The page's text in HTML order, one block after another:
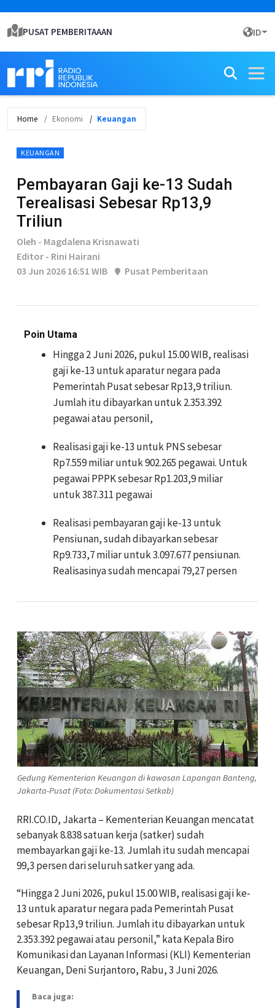
PUSAT PEMBERITAAAN ID
Home Ekonomi Keuangan
KEUANGAN
Pembayaran Gaji ke-13 Sudah
Terealisasi Sebesar Rp13,9
Triliun
Oleh - Magdalena Krisnawati
Editor - Rini Hairani
03 Jun 2026 16:51 WIB
Pusat Pemberitaan
Poin Utama
Hingga 2 Juni 2026, pukul 15.00 WIB, realisasi
gaji ke-13 untuk aparatur negara pada
Pemerintah Pusat sebesar Rp13,9 triliun.
Jumlah itu dibayarkan untuk 2.353.392
pegawai atau personil,
Realisasi gaji ke-13 untuk PNS sebesar
Rp7.559 miliar untuk 902.265 pegawai. Untuk
pegawai PPPK sebesar Rp1.203,9 miliar
untuk 387.311 pegawai
Realisasi pembayaran gaji ke-13 untuk
Pensiunan, sudah dibayarkan sebesar
Rp9.733,7 miliar untuk 3.097.677 pensiunan.
Realisasinya sudah mencapai 79,27 persen
Gedung Kementerian Keuangan di kawasan Lapangan Banteng,
Jakarta-Pusat (Foto: Dokumentasi Setkab)
RRI.CO.ID, Jakarta – Kementerian Keuangan mencatat
sebanyak 8.838 satuan kerja (satker) sudah
membayarkan gaji ke-13. Jumlah itu sudah mencapai
99,3 persen dari seluruh satker yang ada.
“Hingga 2 Juni 2026, pukul 15.00 WIB, realisasi gaji ke-
13 untuk aparatur negara pada Pemerintah Pusat
sebesar Rp13,9 triliun. Jumlah itu dibayarkan untuk
2.353.392 pegawai atau personil,” kata Kepala Biro
Komunikasi dan Layanan Informasi (KLI) Kementerian
Keuangan, Deni Surjantoro, Rabu, 3 Juni 2026.
Baca juga: